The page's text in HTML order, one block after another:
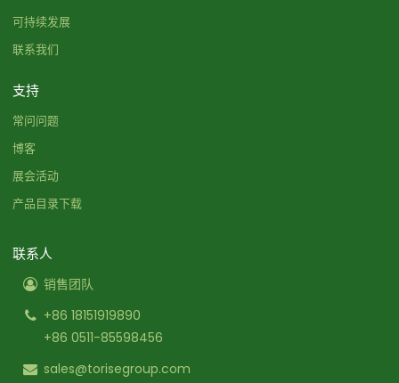
可持续发展
联系我们
支持
常问问题
博客
展会活动
产品目录下载
联系人
销售团队
+86 18151919890
+86 0511-85598456
sales@torisegroup.com